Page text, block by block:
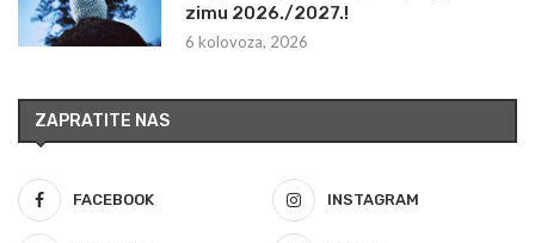
zimu 2026./2027.!
6 kolovoza, 2026
ZAPRATITE NAS
FACEBOOK INSTAGRAM